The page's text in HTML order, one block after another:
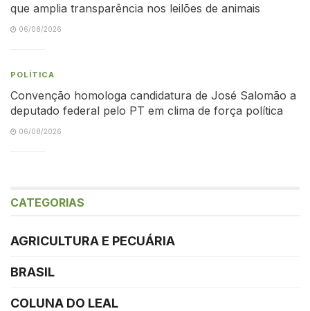
que amplia transparência nos leilões de animais
06/08/2026
POLÍTICA
Convenção homologa candidatura de José Salomão a
deputado federal pelo PT em clima de força política
06/08/2026
CATEGORIAS
AGRICULTURA E PECUÁRIA
BRASIL
COLUNA DO LEAL